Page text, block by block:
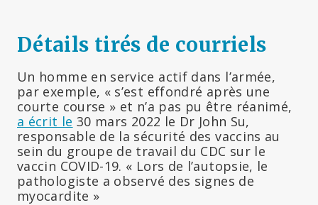
Détails tirés de courriels
Un homme en service actif dans l’armée,
par exemple, « s’est effondré après une
courte course » et n’a pas pu être réanimé,
a écrit le 30 mars 2022 le Dr John Su,
responsable de la sécurité des vaccins au
sein du groupe de travail du CDC sur le
vaccin COVID-19. « Lors de l’autopsie, le
pathologiste a observé des signes de
myocardite »